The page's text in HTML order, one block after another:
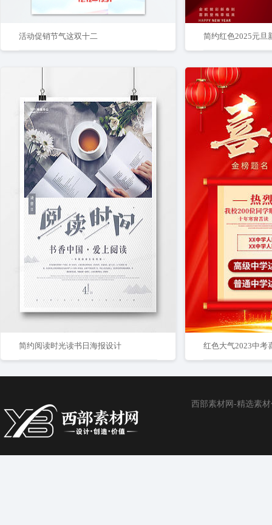
活动促销节气这双十二
简约阅读时光读书日海报设计 红色大气2023中考
西部素材网-精选素